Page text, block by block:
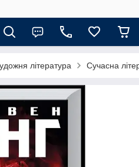
література Сучасна